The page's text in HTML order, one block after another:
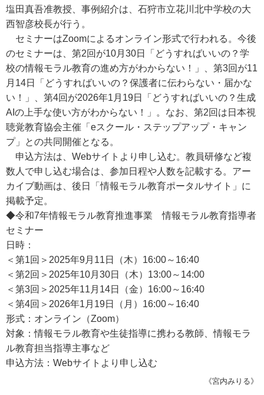
塩田真吾准教授、事例紹介は、石狩市立花川北中学校の大
西智彦校長が行う。
セミナーはZoomによるオンライン形式で行われる。今後
のセミナーは、第2回が10月30日「どうすればいいの？学
校の情報モラル教育の進め方がわからない！」、第3回が11
月14日「どうすればいいの？保護者に伝わらない・届かな
い！」、第4回が2026年1月19日「どうすればいいの？生成
AIの上手な使い方がわからない！」。なお、第2回は日本視
聴覚教育協会主催「eスクール・ステップアップ・キャン
プ」との共同開催となる。
申込方法は、Webサイトより申し込む。教員研修など複
数人で申し込む場合は、参加日程や人数を記載する。アー
カイブ動画は、後日「情報モラル教育ポータルサイト」に
掲載予定。
◆令和7年情報モラル教育推進事業 情報モラル教育指導者
セミナー
日時：
＜第1回＞2025年9月11日（木）16:00～16:40
＜第2回＞2025年10月30日（木）13:00～14:00
＜第3回＞2025年11月14日（金）16:00～16:40
＜第4回＞2026年1月19日（月）16:00～16:40
形式：オンライン（Zoom）
対象：情報モラル教育や生徒指導に携わる教師、情報モラ
ル教育担当指導主事など
申込方法：Webサイトより申し込む
《宮内みりる》